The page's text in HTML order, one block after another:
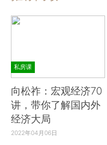
私房课
向松祚：宏观经济70
讲，带你了解国内外
经济大局
2022年04月06日